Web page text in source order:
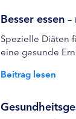
Besser essen
Spezielle Diäten
eine gesunde
Beitrag lesen